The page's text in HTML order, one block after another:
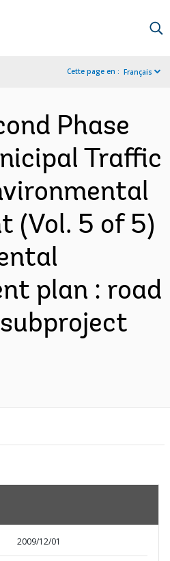
Cette page en : Français
Phase
Traffic
(Vol. 5 of 5)
plan : road
2009/12/01